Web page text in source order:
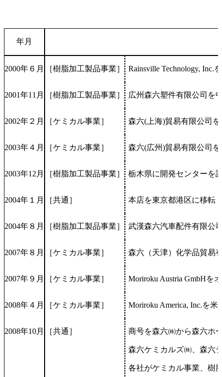
年月
2000年６月 ［樹脂加工製品事業］ Rainsville Technology, Inc.
2001年11月 ［樹脂加工製品事業］ 広州森六塑件有限公司を
2002年２月 ［ケミカル事業］ 森六(上海)貿易有限公司
2003年４月 ［ケミカル事業］ 森六(広州)貿易有限公司
2003年12月 ［樹脂加工製品事業］ 栃木県に開発センターを
2004年１月 ［共通］ 本店を東京都港区に移転
2004年８月 ［樹脂加工製品事業］ 武漢森六汽車配件有限公
2007年８月 ［ケミカル事業］ 森六（天津）化学品貿易
2007年９月 ［ケミカル事業］ Moriroku Austria GmbHを
2008年４月 ［ケミカル事業］ Moriroku America, Inc.を
2008年10月 ［共通］ 商号を森六㈱から森六ホ
森六ケミカルズ㈱、森六
各社がケミカル事業、樹